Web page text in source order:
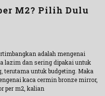
M2? Pilih Dulu
adalah mengenai
lazim dan sering dipakai untuk
untuk budgeting. Maka
kaca cermin bronze mirror,
per m2, kalian